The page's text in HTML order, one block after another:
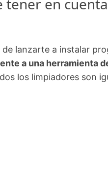
de lanzarte a instalar
a una herramienta
los limpiadores son